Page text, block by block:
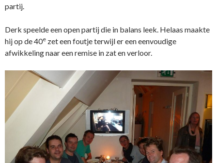
partij.
Derk speelde een open partij die in balans leek. Helaas maakte
hij op de 40e zet een foutje terwijl er een eenvoudige
afwikkeling naar een remise in zat en verloor.